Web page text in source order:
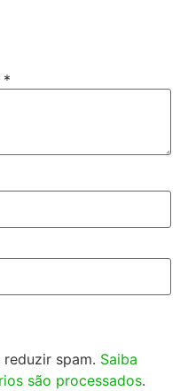
*
spam. Saiba
são processados.